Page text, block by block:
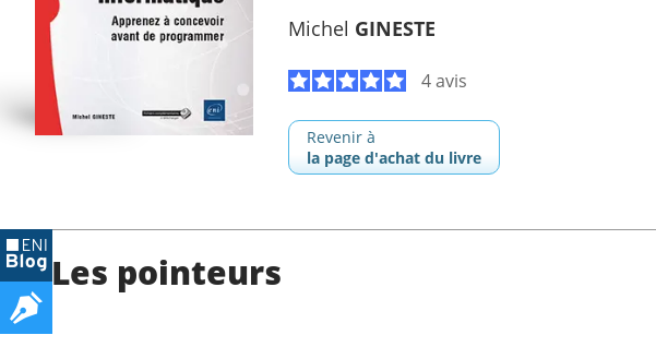
Michel GINESTE
4 avis
Revenir à
la page d'achat du livre
Les pointeurs